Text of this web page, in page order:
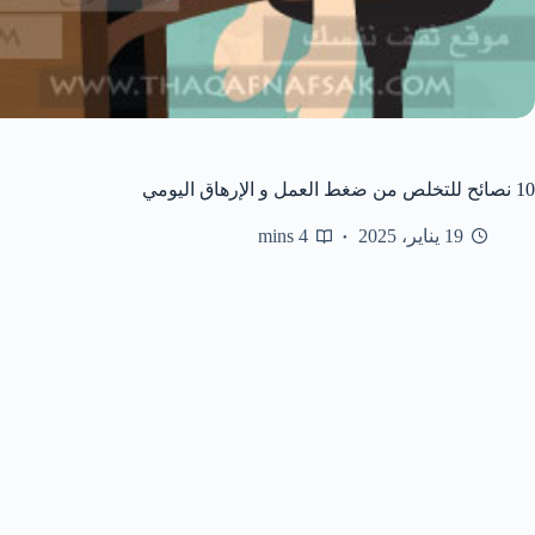
10 نصائح للتخلص من ضغط العمل و الإرهاق اليومي
19 يناير، 2025 4 mins